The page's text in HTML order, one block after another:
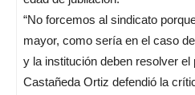
“No forcemos al sindicato
mayor, como sería en el caso
y la institución deben resolver el
Castañeda Ortiz defendió la